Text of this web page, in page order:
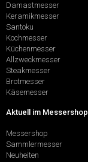
Damastmesser
Keramikmesser
Santoku
Kochmesser
Küchenmesser
Allzweckmesser
Steakmesser
Brotmesser
Käsemesser
Aktuell im Messershop
Messershop
Sammlermesser
Neuheiten